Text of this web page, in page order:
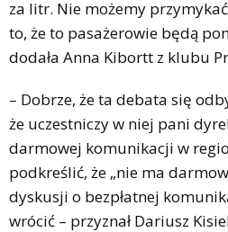
za litr. Nie możemy
to, że to pasażerowie będą
dodała Anna Kibortt z klubu
– Dobrze, że ta debata się
że uczestniczy w niej pani
darmowej komunikacji w
podkreślić, że „nie ma
dyskusji o bezpłatnej
wrócić – przyznał Dariusz